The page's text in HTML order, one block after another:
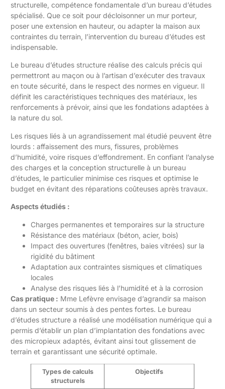
structurelle, compétence fondamentale d’un bureau d’études
spécialisé. Que ce soit pour décloisonner un mur porteur,
poser une extension en hauteur, ou adapter la maison aux
contraintes du terrain, l’intervention du bureau d’études est
indispensable.
Le bureau d’études structure réalise des calculs précis qui
permettront au maçon ou à l’artisan d’exécuter des travaux
en toute sécurité, dans le respect des normes en vigueur. Il
définit les caractéristiques techniques des matériaux, les
renforcements à prévoir, ainsi que les fondations adaptées à
la nature du sol.
Les risques liés à un agrandissement mal étudié peuvent être
lourds : affaissement des murs, fissures, problèmes
d’humidité, voire risques d’effondrement. En confiant l’analyse
des charges et la conception structurelle à un bureau
d’études, le particulier minimise ces risques et optimise le
budget en évitant des réparations coûteuses après travaux.
Aspects étudiés :
Charges permanentes et temporaires sur la structure
Résistance des matériaux (béton, acier, bois)
Impact des ouvertures (fenêtres, baies vitrées) sur la
rigidité du bâtiment
Adaptation aux contraintes sismiques et climatiques
locales
Analyse des risques liés à l’humidité et à la corrosion
Cas pratique : Mme Lefèvre envisage d’agrandir sa maison
dans un secteur soumis à des pentes fortes. Le bureau
d’études structure a réalisé une modélisation numérique qui a
permis d’établir un plan d’implantation des fondations avec
des micropieux adaptés, évitant ainsi tout glissement de
terrain et garantissant une sécurité optimale.
Types de calculs
structurels
Objectifs